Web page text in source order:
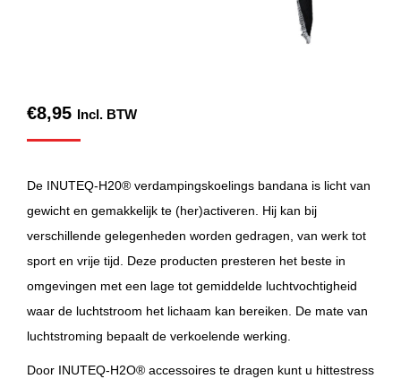
€8,95 Incl. BTW
De INUTEQ-H20® verdampingskoelings bandana is licht van
gewicht en gemakkelijk te (her)activeren. Hij kan bij
verschillende gelegenheden worden gedragen, van werk tot
sport en vrije tijd. Deze producten presteren het beste in
omgevingen met een lage tot gemiddelde luchtvochtigheid
waar de luchtstroom het lichaam kan bereiken. De mate van
luchtstroming bepaalt de verkoelende werking.
Door INUTEQ-H2O® accessoires te dragen kunt u hittestress